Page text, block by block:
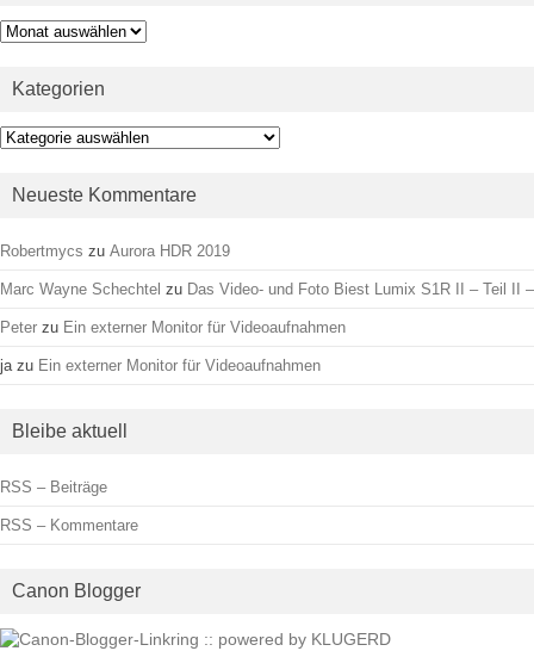
Archiv
Kategorien
Kategorien
Neueste Kommentare
Robertmycs zu Aurora HDR 2019
Marc Wayne Schechtel zu Das Video- und Foto Biest Lumix S1R II – Teil II –
Peter zu Ein externer Monitor für Videoaufnahmen
ja zu Ein externer Monitor für Videoaufnahmen
Bleibe aktuell
RSS – Beiträge
RSS – Kommentare
Canon Blogger